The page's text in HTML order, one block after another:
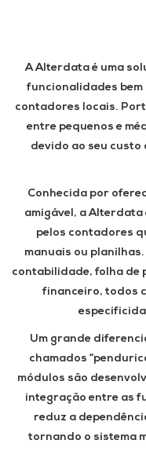
A Alterdata é uma
funcionalidades
contadores locais.
entre pequenos e
devido ao seu
Conhecida por
amigável, a Alterdata
pelos contadores
manuais ou
contabilidade, folha de
financeiro, todos
Um grande
chamados
módulos são
integração entre as
reduz a
tornando o sistema